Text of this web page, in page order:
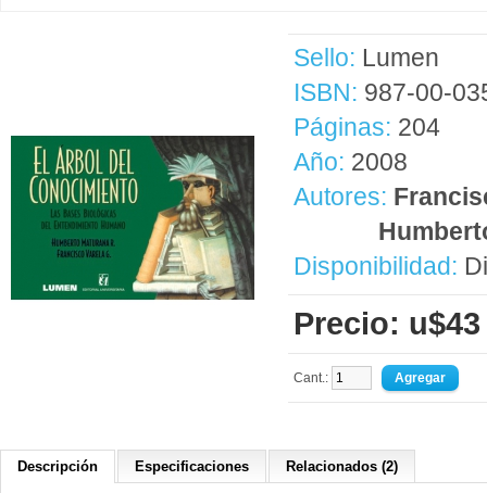
Sello: Lumen
ISBN: 987-00-
Páginas: 204
Año: 2008
Autores:
Disponibilidad:
Precio: u$43
Cant.:
Descripción Especificaciones Relacionados (2)